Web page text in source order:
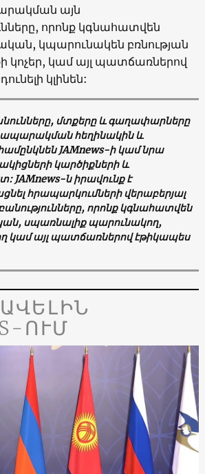
այն
, որոնք կգնահատվեն
, կպարունակեն բռնության
կոչեր, կամ այլ պատճառներով
կլինեն:
մտքերը և գաղափարները
հեղինակին և
JAMnews-ի կամ նրա
կարծիքների և
JAMnews-ն իրավունք է
հրապարկումների վերաբերյալ
որոնք կգնահատվեն
սպառնալիք պարունակող,
կամ այլ պատճառներով էթիկապես
ՈՒՄ